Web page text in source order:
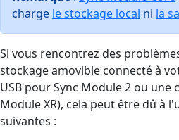
charge le stockage local ni la
Si vous rencontrez des
stockage amovible connecté à
USB pour Sync Module 2 ou une
Module XR), cela peut être dû à
suivantes :